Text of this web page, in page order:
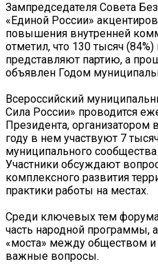
Зампредседателя Совета
«Единой России»
повышения внутренней
отметил, что 130 тысяч
представляют партию, а
объявлен Годом
Всероссийский
Сила России» проводится
Президента,
году в нем участвуют 7
муниципального сообщества
Участники обсуждают
комплексного развития
практики работы на местах.
Среди ключевых тем форума
часть народной программы,
«моста» между обществом и
важные вопросы.